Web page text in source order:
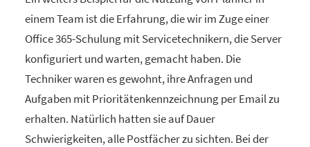
einem Team ist die Erfahrung, die wir im Zuge einer
Office 365-Schulung mit Servicetechnikern, die Server
konfiguriert und warten, gemacht haben. Die
Techniker waren es gewohnt, ihre Anfragen und
Aufgaben mit Prioritätenkennzeichnung per Email zu
erhalten. Natürlich hatten sie auf Dauer
Schwierigkeiten, alle Postfächer zu sichten. Bei der